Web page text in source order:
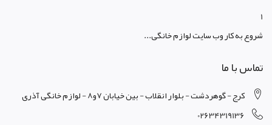
1
شروع به کار وب سایت لوازم خانگی...
تماس با ما
کرج - گوهردشت - بلوار انقلاب - بین خیابان 7و8 - لوازم خانگی آذری
02634319136